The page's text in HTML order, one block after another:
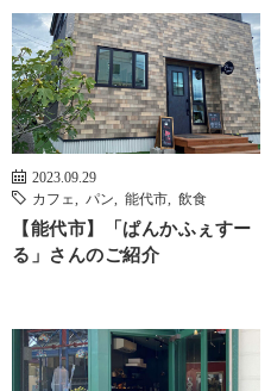
2023.09.29
カフェ
パン 能代市 飲食
【能代市】「ぱんかふぇすー
る」さんのご紹介